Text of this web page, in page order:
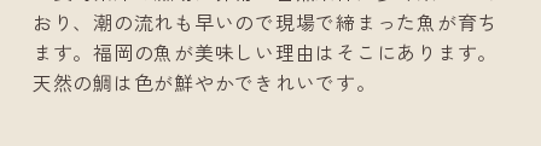
おり、潮の流れも早いので現場で締まった魚が育ち
ます。福岡の魚が美味しい理由はそこにあります。
天然の鯛は色が鮮やかできれいです。